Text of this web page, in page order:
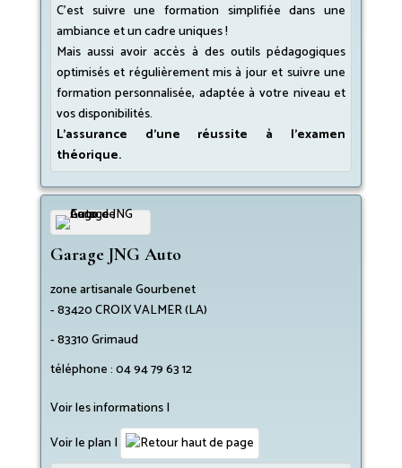
C’est suivre une formation simplifiée dans une
ambiance et un cadre uniques !
Mais aussi avoir accès à des outils pédagogiques
optimisés et régulièrement mis à jour et suivre une
formation personnalisée, adaptée à votre niveau et
vos disponibilités.
L’assurance d’une réussite à l’examen
théorique.
Garage JNG Auto
zone artisanale Gourbenet
-83420CROIX VALMER (LA)
-83310Grimaud
téléphone :04 94 79 63 12
Voir les informations I
Voir le plan |